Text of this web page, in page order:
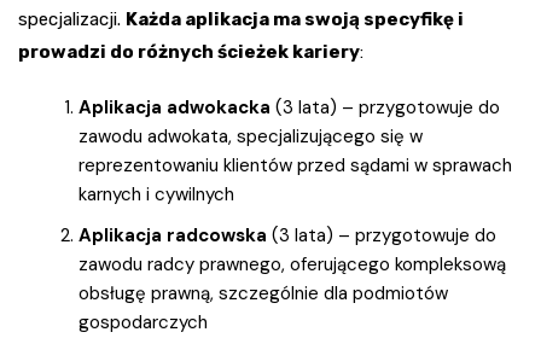
specjalizacji. Każda aplikacja ma swoją specyfikę i
prowadzi do różnych ścieżek kariery:
Aplikacja adwokacka (3 lata) – przygotowuje do
zawodu adwokata, specjalizującego się w
reprezentowaniu klientów przed sądami w sprawach
karnych i cywilnych
Aplikacja radcowska (3 lata) – przygotowuje do
zawodu radcy prawnego, oferującego kompleksową
obsługę prawną, szczególnie dla podmiotów
gospodarczych